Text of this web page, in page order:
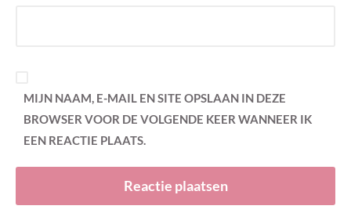
MIJN NAAM, E-MAIL EN SITE OPSLAAN IN DEZE
BROWSER VOOR DE VOLGENDE KEER WANNEER IK
EEN REACTIE PLAATS.